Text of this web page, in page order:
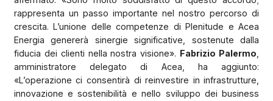
rappresenta un passo importante nel nostro percorso di
crescita. L’unione delle competenze di Plenitude e Acea
Energia genererà sinergie significative, sostenute dalla
fiducia dei clienti nella nostra visione». Fabrizio Palermo
amministratore delegato di Acea, ha aggiunto:
«L’operazione ci consentirà di reinvestire in infrastrutture,
innovazione e sostenibilità e nello sviluppo dei business